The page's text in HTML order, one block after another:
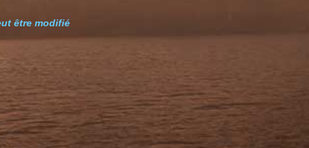
être modifié